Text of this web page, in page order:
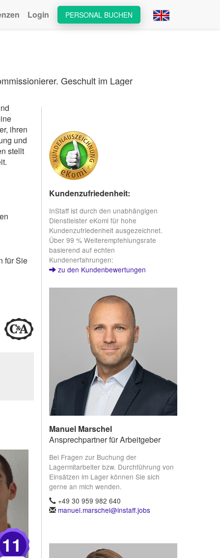
PERSONAL BUCHEN
Login
Geschult im Lager
ihren
und
stellt
für Sie
11
Kundenzufriedenheit:
InStaff ist durch den unabhängigen
Dienstleister eKomi für hohe
Kundenzufriedenheit ausgezeichnet.
Über 99 % Weiterempfehlungsrate
basierend auf echten
Kundenerfahrungen:
zu den Kundenbewertungen
Manuel Marschel
Ansprechpartner für Arbeitgeber
Bei Fragen zur Buchung der
Lagermitarbeiter bzw. Durchführung von
Einsätzen im Lager können Sie sich
gerne an mich wenden.
+49 30 959 982 640
manuel.marschel@instaff.jobs